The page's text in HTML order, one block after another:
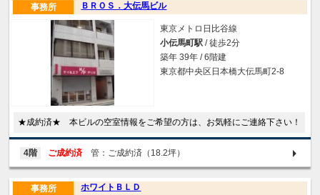
ＢＲＯＳ．大伝馬ビル
事務所
東京メトロ日比谷線
小伝馬町駅 / 徒歩2分
築年 39年 / 6階建
東京都中央区日本橋大伝馬町2-8
★成約済★ 本ビルの空室情報をご希望の方は、お気軽にご連絡下さい！
4階 ご成約済 管：ご成約済（18.2坪）
ホワイトＢＬＤ
事務所